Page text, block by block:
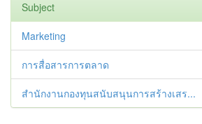
Subject
Marketing
การสื่อสารการตลาด
สำนักงานกองทุนสนับสนุนการสร้างเสร...